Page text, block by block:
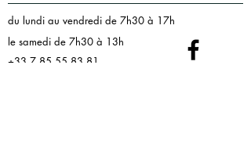
du lundi au vendredi de 7h30 à 17h
le samedi de 7h30 à 13h
+33 7 85 55 83 81